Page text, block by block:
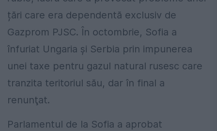
țări care era dependentă exclusiv de
Gazprom PJSC. În octombrie, Sofia a
înfuriat Ungaria și Serbia prin impunerea
unei taxe pentru gazul natural rusesc care
tranzita teritoriul său, dar în final a
renunţat.
Parlamentul de la Sofia a aprobat